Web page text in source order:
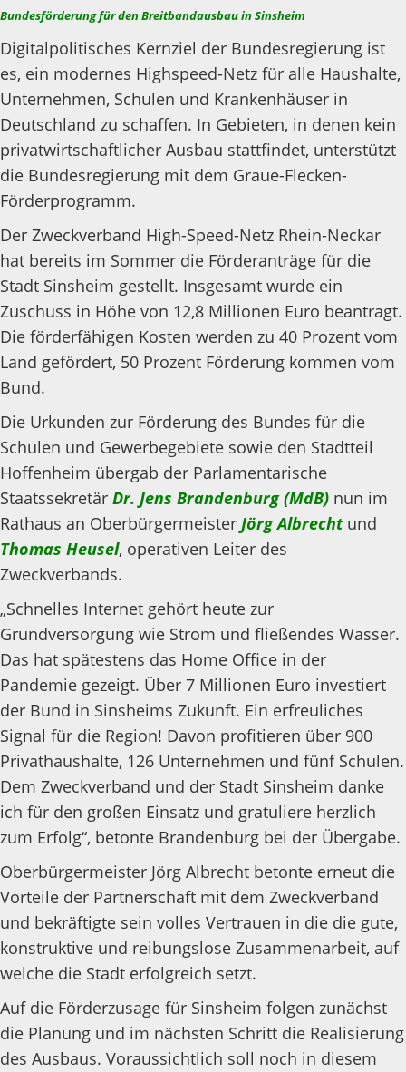
Bundesförderung für den Breitbandausbau in Sinsheim
Digitalpolitisches Kernziel der Bundesregierung ist
es, ein modernes Highspeed-Netz für alle Haushalte,
Unternehmen, Schulen und Krankenhäuser in
Deutschland zu schaffen. In Gebieten, in denen kein
privatwirtschaftlicher Ausbau stattfindet, unterstützt
die Bundesregierung mit dem Graue-Flecken-
Förderprogramm.
Der Zweckverband High-Speed-Netz Rhein-Neckar
hat bereits im Sommer die Förderanträge für die
Stadt Sinsheim gestellt. Insgesamt wurde ein
Zuschuss in Höhe von 12,8 Millionen Euro beantragt.
Die förderfähigen Kosten werden zu 40 Prozent vom
Land gefördert, 50 Prozent Förderung kommen vom
Bund.
Die Urkunden zur Förderung des Bundes für die
Schulen und Gewerbegebiete sowie den Stadtteil
Hoffenheim übergab der Parlamentarische
Staatssekretär Dr. Jens Brandenburg (MdB) nun im
Rathaus an Oberbürgermeister Jörg Albrechtund
Thomas Heusel, operativen Leiter des
Zweckverbands.
„Schnelles Internet gehört heute zur
Grundversorgung wie Strom und fließendes Wasser.
Das hat spätestens das Home Office in der
Pandemie gezeigt. Über 7 Millionen Euro investiert
der Bund in Sinsheims Zukunft. Ein erfreuliches
Signal für die Region! Davon profitieren über 900
Privathaushalte, 126 Unternehmen und fünf Schulen.
Dem Zweckverband und der Stadt Sinsheim danke
ich für den großen Einsatz und gratuliere herzlich
zum Erfolg“, betonte Brandenburg bei der Übergabe.
Oberbürgermeister Jörg Albrecht betonte erneut die
Vorteile der Partnerschaft mit dem Zweckverband
und bekräftigte sein volles Vertrauen in die die gute,
konstruktive und reibungslose Zusammenarbeit, auf
welche die Stadt erfolgreich setzt.
Auf die Förderzusage für Sinsheim folgen zunächst
die Planung und im nächsten Schritt die Realisierung
des Ausbaus. Voraussichtlich soll noch in diesem